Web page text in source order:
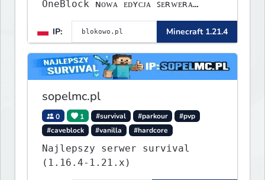
OneBlock ɴᴏᴡᴀ ᴇᴅʏᴄᴊᴀ ꜱᴇʀᴡᴇʀᴀ
IP:
Minecraft 1.21.4
sopelmc.pl
0 1 #survival #parkour
#pvp
#caveblock
#vanilla #hardcore
Najlepszy serwer survival
(1.16.4-1.21.x)